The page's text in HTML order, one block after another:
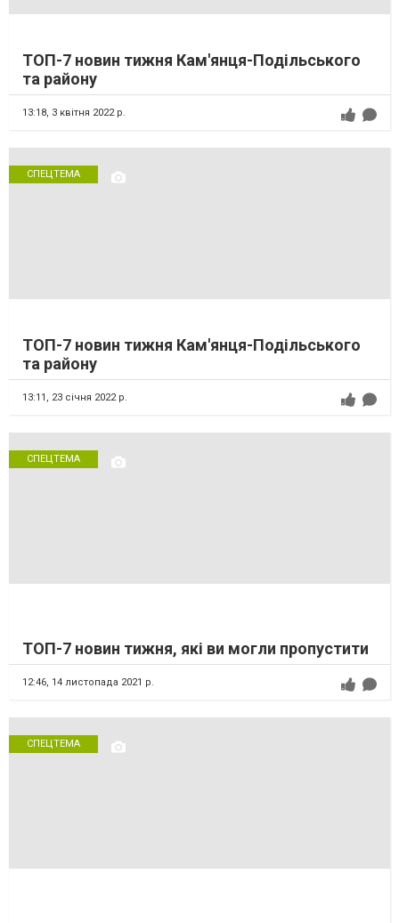
ТОП-7 новин тижня Кам'янця-Подільського
та району
13:18, 3 квітня 2022 р.
СПЕЦТЕМА
ТОП-7 новин тижня Кам'янця-Подільського
та району
13:11, 23 січня 2022 р.
СПЕЦТЕМА
ТОП-7 новин тижня, які ви могли пропустити
12:46, 14 листопада 2021 р.
СПЕЦТЕМА